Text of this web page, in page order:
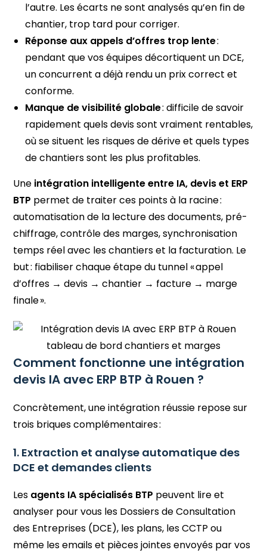
l’autre. Les écarts ne sont analysés qu’en fin de
chantier, trop tard pour corriger.
Réponse aux appels d’offres trop lente:
pendant que vos équipes décortiquent un DCE,
un concurrent a déjà rendu un prix correct et
conforme.
Manque de visibilité globale: difficile de savoir
rapidement quels devis sont vraiment rentables,
où se situent les risques de dérive et quels types
de chantiers sont les plus profitables.
Une intégration intelligente entre IA, devis et ERP
BTP permet de traiter ces points à la racine :
automatisation de la lecture des documents, pré-
chiffrage, contrôle des marges, synchronisation
temps réel avec les chantiers et la facturation. Le
but : fiabiliser chaque étape du tunnel « appel
d’offres → devis → chantier → facture → marge
finale ».
Comment fonctionne une intégration
devis IA avec ERP BTP à Rouen ?
Concrètement, une intégration réussie repose sur
trois briques complémentaires :
1. Extraction et analyse automatique des
DCE et demandes clients
Les agents IA spécialisés BTP peuvent lire et
analyser pour vous les Dossiers de Consultation
des Entreprises (DCE), les plans, les CCTP ou
même les emails et pièces jointes envoyés par vos